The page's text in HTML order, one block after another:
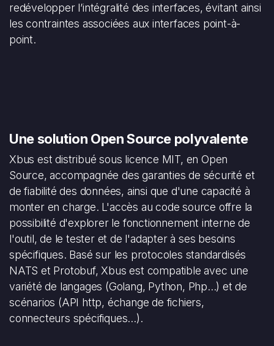
redévelopper l’intégralité des interfaces, évitant ainsi
les contraintes associées aux interfaces point-à-
point.
Une solution Open Source polyvalente
Xbus est distribué sous licence MIT, en Open
Source, accompagnée des garanties de sécurité et
de fiabilité des données, ainsi que d'une capacité à
monter en charge. L'accès au code source offre la
possibilité d'explorer le fonctionnement interne de
l'outil, de le tester et de l'adapter à ses besoins
spécifiques. Basé sur les protocoles standardisés
NATS et Protobuf, Xbus est compatible avec une
variété de langages (Golang, Python, Php...) et de
scénarios (API http, échange de fichiers,
connecteurs spécifiques...).